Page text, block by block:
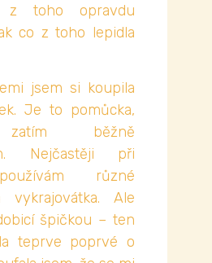
toho opravdu
co z toho lepidla
jsem si koupila
Je to pomůcka,
běžně
Nejčastěji při
různé
Ale
špičkou – ten
teprve poprvé o